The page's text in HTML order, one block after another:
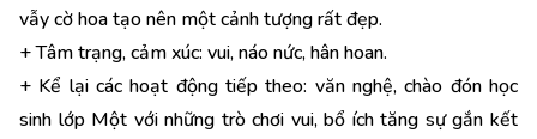
vẫy cờ hoa tạo nên một cảnh tượng rất đẹp.
+ Tâm trạng, cảm xúc: vui, náo nức, hân hoan.
+ Kể lại các hoạt động tiếp theo: văn nghệ, chào đón học
sinh lớp Một với những trò chơi vui, bổ ích tăng sự gắn kết